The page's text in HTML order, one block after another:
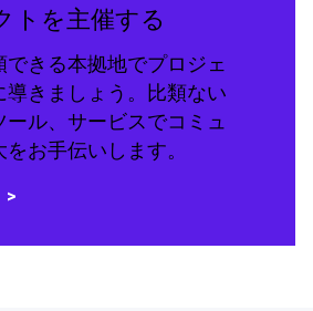
トを主催する
できる本拠地でプロジェ
導きましょう。比類ない
ル、サービスでコミュ
お手伝いします。